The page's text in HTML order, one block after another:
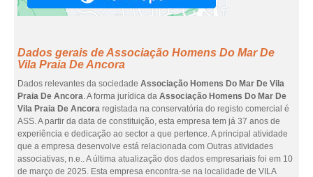
Dados gerais de Associação Homens Do Mar De
Vila Praia De Ancora
Dados relevantes da sociedade Associação Homens Do Mar De Vila
Praia De Ancora. A forma jurídica da Associação Homens Do Mar De
Vila Praia De Ancora registada na conservatória do registo comercial é
ASS. A partir da data de constituição, esta empresa tem já 37 anos de
experiência e dedicação ao sector a que pertence. A principal atividade
que a empresa desenvolve está relacionada com Outras atividades
associativas, n.e.. A última atualização dos dados empresariais foi em 10
de março de 2025. Esta empresa encontra-se na localidade de VILA